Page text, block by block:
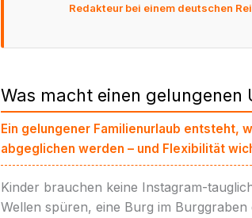
Redakteur bei einem deutschen
Was macht einen gelungenen
Ein gelungener Familienurlaub entsteht,
abgeglichen werden – und Flexibilität
Kinder brauchen keine Instagram-
Wellen spüren, eine Burg im